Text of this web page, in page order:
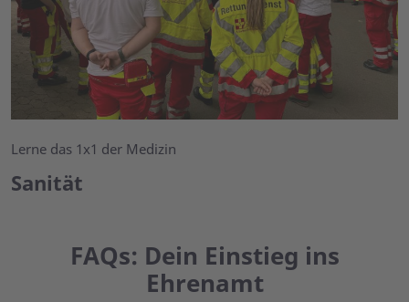
Lerne das 1x1 der Medizin
Sanität
FAQs: Dein Einstieg ins
Ehrenamt